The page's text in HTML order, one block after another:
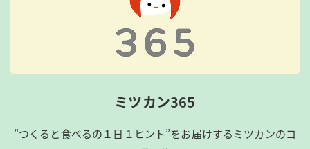
ミツカン365
”つくると食べるの１日１ヒント”をお届けするミツカンのコ